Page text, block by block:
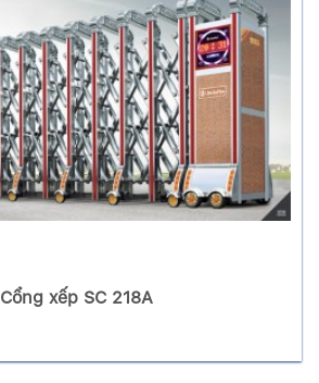
Cổng xếp SC 218A